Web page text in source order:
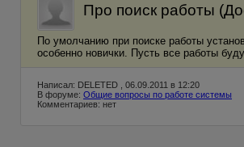
Про поиск работы
По умолчанию при поиске работы
особенно новички. Пусть все работы
Написал: DELETED , 06.09.2011 в 12:20
В форуме: Общие вопросы по работе системы
Комментариев: нет